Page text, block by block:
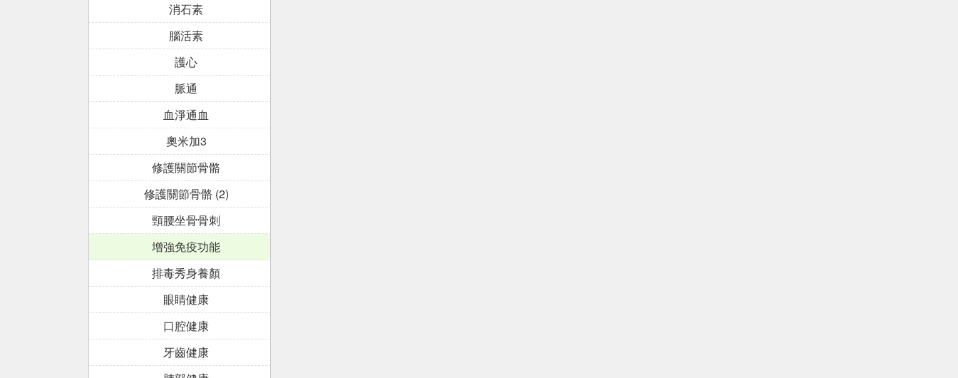
消石素
腦活素
護心
脈通
血淨通血
奧米加3
修護關節骨骼
修護關節骨骼 (2)
頸腰坐骨骨刺
增強免疫功能
排毒秀身養顏
眼睛健康
口腔健康
牙齒健康